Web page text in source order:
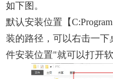
如下图。
默认安装位置【
装的路径，可以右击一下
件安装位置"就可以打开